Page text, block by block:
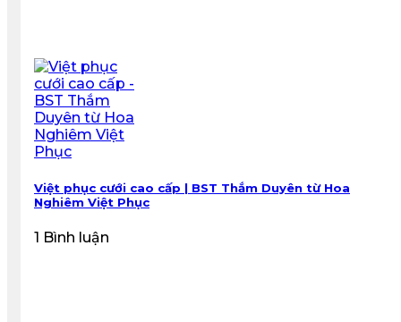
Việt phục cưới cao cấp | BST Thắm Duyên từ Hoa
Nghiêm Việt Phục
1 Bình luận